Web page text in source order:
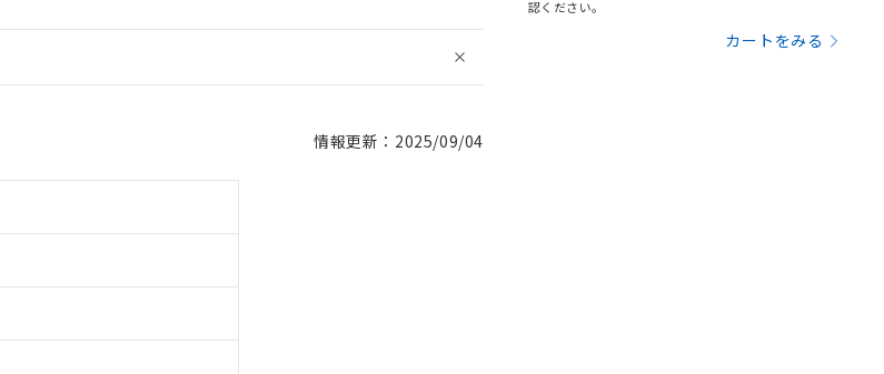
情報更新：2025/09/04
認ください。
カートをみる